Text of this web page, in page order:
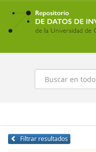
Ir
contenido
principal
Buscar
Filtrar resultados